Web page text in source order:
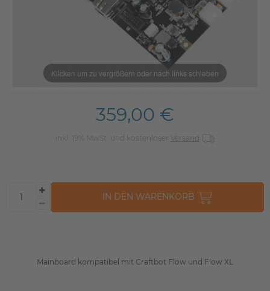
Klicken um zu vergrößern oder nach links schieben
Mainboard kompatibel mit Craftbot Flow und Flow XL
359,00 €
inkl. 19% MwSt. und kostenloser Versand
IN DEN WARENKORB